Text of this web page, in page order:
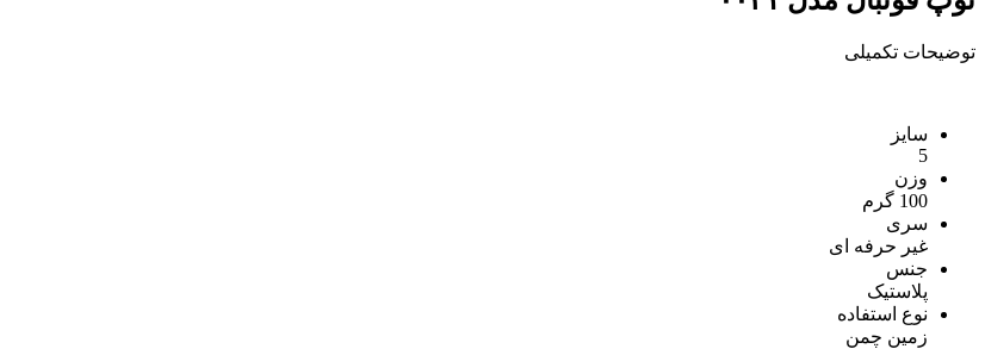
توضیحات تکمیلی
سایز
5
وزن
100 گرم
سری
غیر حرفه ای
جنس
پلاستیک
نوع استفاده
زمین چمن